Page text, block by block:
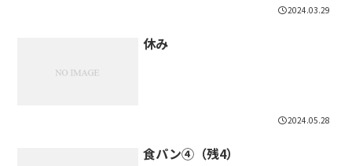
2024.03.29
休み
2024.05.28
食パン④（残4）